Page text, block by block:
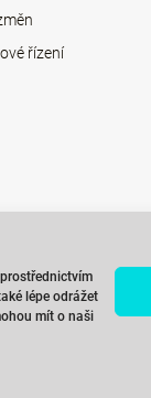
lépe odrážet
mít o naši
řízení